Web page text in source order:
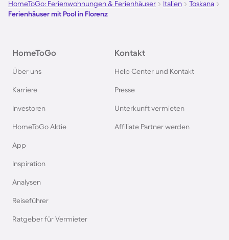
Ferienhäuser mit Pool im Allgäu
Ferienhäuser mit Pool auf Fehmarn
Ferienhäuser mit Pool in Büsum
Ferienhäuser mit Pool in Berlin
HomeToGo: Ferienwohnungen & Ferienhäuser Italien
Toskana
Ferienhäuser mit Pool in Florenz
HomeToGo
Über uns
Karriere
Investoren
HomeToGo Aktie
App
Inspiration
Analysen
Reiseführer
Ratgeber für Vermieter
Kontakt
Help Center und Kontakt
Presse
Unterkunft vermieten
Affiliate Partner werden